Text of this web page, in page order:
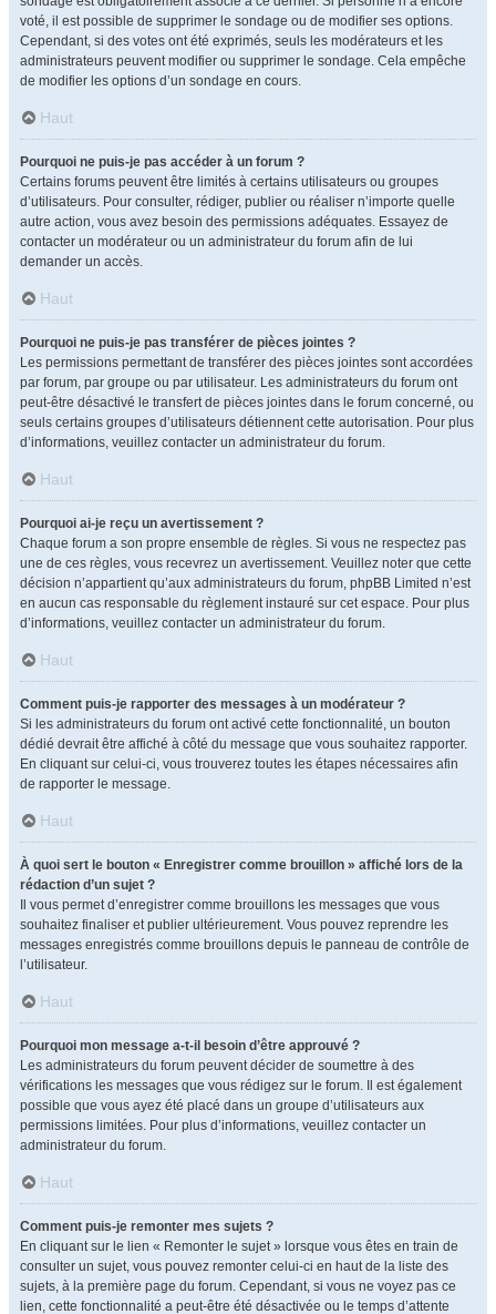
voté, il est possible de supprimer le sondage ou de modifier ses options.
Cependant, si des votes ont été exprimés, seuls les modérateurs et les
administrateurs peuvent modifier ou supprimer le sondage. Cela empêche
de modifier les options d’un sondage en cours.
Haut
Pourquoi ne puis-je pas accéder à un forum ?
Certains forums peuvent être limités à certains utilisateurs ou groupes
d’utilisateurs. Pour consulter, rédiger, publier ou réaliser n’importe quelle
autre action, vous avez besoin des permissions adéquates. Essayez de
contacter un modérateur ou un administrateur du forum afin de lui
demander un accès.
Haut
Pourquoi ne puis-je pas transférer de pièces jointes ?
Les permissions permettant de transférer des pièces jointes sont accordées
par forum, par groupe ou par utilisateur. Les administrateurs du forum ont
peut-être désactivé le transfert de pièces jointes dans le forum concerné, ou
seuls certains groupes d’utilisateurs détiennent cette autorisation. Pour plus
d’informations, veuillez contacter un administrateur du forum.
Haut
Pourquoi ai-je reçu un avertissement ?
Chaque forum a son propre ensemble de règles. Si vous ne respectez pas
une de ces règles, vous recevrez un avertissement. Veuillez noter que cette
décision n’appartient qu’aux administrateurs du forum, phpBB Limited n’est
en aucun cas responsable du règlement instauré sur cet espace. Pour plus
d’informations, veuillez contacter un administrateur du forum.
Haut
Comment puis-je rapporter des messages à un modérateur ?
Si les administrateurs du forum ont activé cette fonctionnalité, un bouton
dédié devrait être affiché à côté du message que vous souhaitez rapporter.
En cliquant sur celui-ci, vous trouverez toutes les étapes nécessaires afin
de rapporter le message.
Haut
À quoi sert le bouton « Enregistrer comme brouillon » affiché lors de la
rédaction d’un sujet ?
Il vous permet d’enregistrer comme brouillons les messages que vous
souhaitez finaliser et publier ultérieurement. Vous pouvez reprendre les
messages enregistrés comme brouillons depuis le panneau de contrôle de
l’utilisateur.
Haut
Pourquoi mon message a-t-il besoin d’être approuvé ?
Les administrateurs du forum peuvent décider de soumettre à des
vérifications les messages que vous rédigez sur le forum. Il est également
possible que vous ayez été placé dans un groupe d’utilisateurs aux
permissions limitées. Pour plus d’informations, veuillez contacter un
administrateur du forum.
Haut
Comment puis-je remonter mes sujets ?
En cliquant sur le lien « Remonter le sujet » lorsque vous êtes en train de
consulter un sujet, vous pouvez remonter celui-ci en haut de la liste des
sujets, à la première page du forum. Cependant, si vous ne voyez pas ce
lien, cette fonctionnalité a peut-être été désactivée ou le temps d’attente